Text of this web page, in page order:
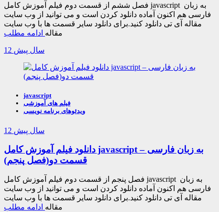
فصل ششم از قسمت دوم فیلم آموزش کامل javascript به زبان
فارسی هم اکنون آماده دانلود کردن است و می توانید از وب سایت
مقاله آی تی دانلود کنید.برای دانلود سایر قسمت ها با وب سایت
مقاله ادامه مطلب
12 سال پیش
javascript
فیلم های آموزشی
ویدئوهای برنامه نویسی
12 سال پیش
دانلود فیلم آموزش کامل javascript به زبان فارسی –
قسمت دو(فصل پنجم)
فصل پنجم از قسمت دوم فیلم آموزش کامل javascript به زبان
فارسی هم اکنون آماده دانلود کردن است و می توانید از وب سایت
مقاله آی تی دانلود کنید.برای دانلود سایر قسمت ها با وب سایت
مقاله ادامه مطلب